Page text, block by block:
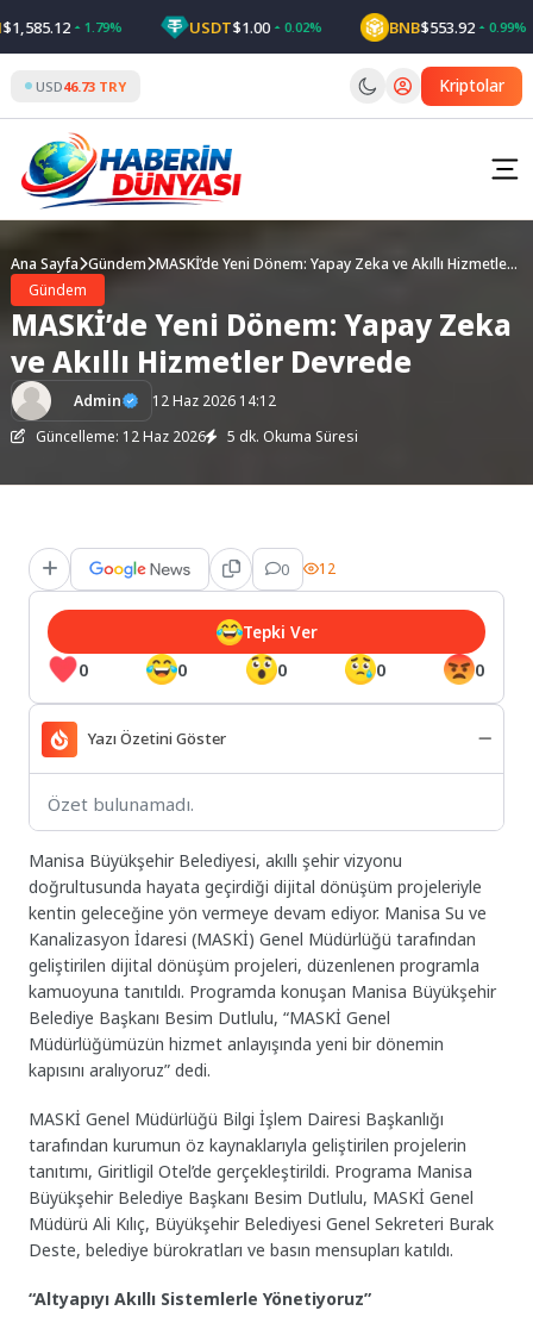
to
content
1.79% USDT$1.00 0.02% BNB$553.92 0.99%
USD46.73 TRY Kriptolar
Ana Sayfa Gündem MASKİ’de Yeni Dönem: Yapay Zeka ve Akıllı Hizmetler
Gündem
MASKİ’de Yeni Dönem: Yapay Zeka
ve Akıllı Hizmetler Devrede
Admin
12 Haz 2026 14:12
Güncelleme: 12 Haz 2026
5 dk. Okuma Süresi
0 12
0 0 0 0 0
Tepki Ver
Yazı Özetini Göster
Özet bulunamadı.
Manisa Büyükşehir Belediyesi, akıllı şehir vizyonu
doğrultusunda hayata geçirdiği dijital dönüşüm projeleriyle
kentin geleceğine yön vermeye devam ediyor. Manisa Su ve
Kanalizasyon İdaresi (MASKİ) Genel Müdürlüğü tarafından
geliştirilen dijital dönüşüm projeleri, düzenlenen programla
kamuoyuna tanıtıldı. Programda konuşan Manisa Büyükşehir
Belediye Başkanı Besim Dutlulu, “MASKİ Genel
Müdürlüğümüzün hizmet anlayışında yeni bir dönemin
kapısını aralıyoruz” dedi.
MASKİ Genel Müdürlüğü Bilgi İşlem Dairesi Başkanlığı
tarafından kurumun öz kaynaklarıyla geliştirilen projelerin
tanıtımı, Giritligil Otel’de gerçekleştirildi. Programa Manisa
Büyükşehir Belediye Başkanı Besim Dutlulu, MASKİ Genel
Müdürü Ali Kılıç, Büyükşehir Belediyesi Genel Sekreteri Burak
Deste, belediye bürokratları ve basın mensupları katıldı.
“Altyapıyı Akıllı Sistemlerle Yönetiyoruz”